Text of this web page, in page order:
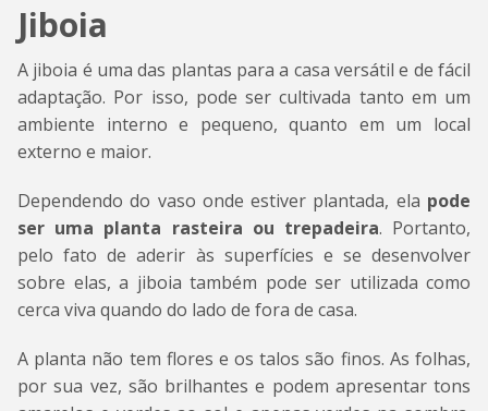
Jiboia
A jiboia é uma das plantas para a casa versátil e de fácil
adaptação. Por isso, pode ser cultivada tanto em um
ambiente interno e pequeno, quanto em um local
externo e maior.
Dependendo do vaso onde estiver plantada, ela pode
ser uma planta rasteira ou trepadeira. Portanto,
pelo fato de aderir às superfícies e se desenvolver
sobre elas, a jiboia também pode ser utilizada como
cerca viva quando do lado de fora de casa.
A planta não tem flores e os talos são finos. As folhas,
por sua vez, são brilhantes e podem apresentar tons